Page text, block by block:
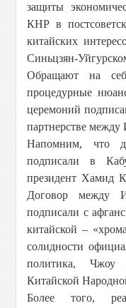
защиты
КНР в
китайских
Синьцзян-
Обращают на
процедурные
церемоний
партнерстве
Напомним, что
подписали в
президент Хамид
Договор
подписали с
китайской –
солидности
политика, Чжоу
Китайской
Более того,